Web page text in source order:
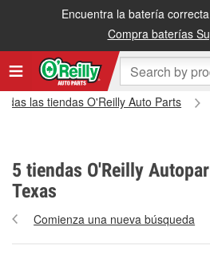
Encuentra la batería
Compra baterías
las tiendas O'Reilly Auto Parts
5 tiendas O'Reilly
Texas
Comienza una nueva búsqueda